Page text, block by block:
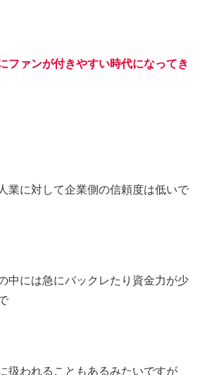
ファンが付きやすい時代になってき
業に対して企業側の信頼度は低いで
中には急にバックレたり資金力が少
扱われることもあるみたいですが